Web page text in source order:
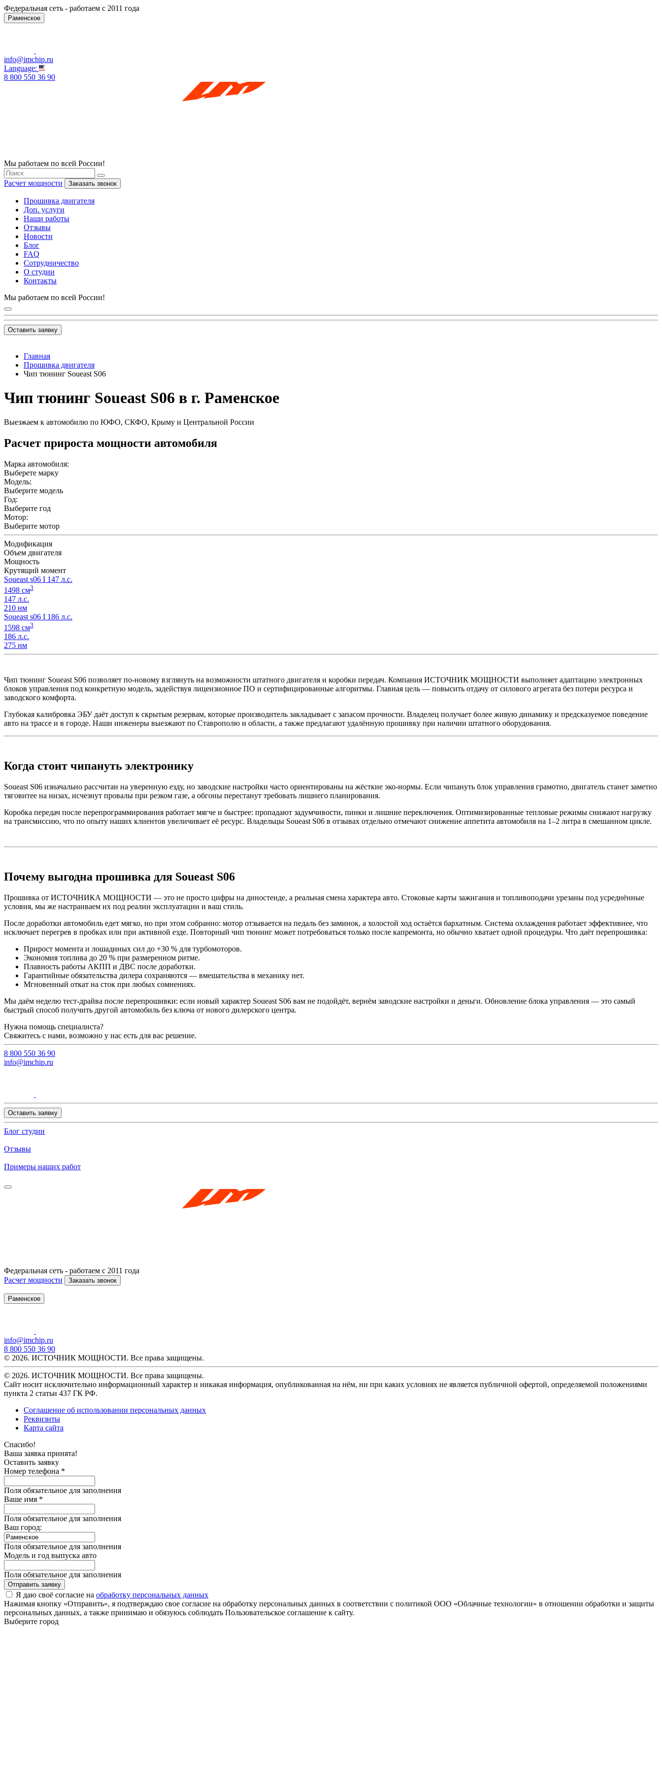
Федеральная сеть - работаем с 2011 года
Раменское
info@imchip.ru
Language:
8 800 550 36 90
Мы работаем по всей России!
Расчет мощности Заказать звонок
Прошивка двигателя
Доп. услуги
Наши работы
Отзывы
Новости
Блог
FAQ
Сотрудничество
О студии
Контакты
Мы работаем по всей России!
Оставить заявку
Главная
Прошивка двигателя
Чип тюнинг Soueast S06
Чип тюнинг Soueast S06 в г. Раменское
Выезжаем к автомобилю по ЮФО, СКФО, Крыму и Центральной России
Расчет прироста мощности автомобиля
Марка автомобиля:
Выберете марку
Модель:
Выберите модель
Год:
Выберите год
Мотор:
Выберите мотор
Модификация
Объем двигателя
Мощность
Крутящий момент
Soueast s06 I 147 л.с.
1498 см3
147 л.с.
210 нм
Soueast s06 I 186 л.с.
1598 см3
186 л.с.
275 нм
Чип тюнинг Soueast S06 позволяет по-новому взглянуть на возможности штатного двигателя и коробки передач. Компания ИСТОЧНИК МОЩНОСТИ выполняет адаптацию электронных
блоков управления под конкретную модель, задействуя лицензионное ПО и сертифицированные алгоритмы. Главная цель — повысить отдачу от силового агрегата без потери ресурса и
заводского комфорта.
Глубокая калибровка ЭБУ даёт доступ к скрытым резервам, которые производитель закладывает с запасом прочности. Владелец получает более живую динамику и предсказуемое поведение
авто на трассе и в городе. Наши инженеры выезжают по Ставрополю и области, а также предлагают удалённую прошивку при наличии штатного оборудования.
Когда стоит чипануть электронику
Soueast S06 изначально рассчитан на уверенную езду, но заводские настройки часто ориентированы на жёсткие эко-нормы. Если чипануть блок управления грамотно, двигатель станет заметно
тяговитее на низах, исчезнут провалы при резком газе, а обгоны перестанут требовать лишнего планирования.
Коробка передач после перепрограммирования работает мягче и быстрее: пропадают задумчивости, пинки и лишние переключения. Оптимизированные тепловые режимы снижают нагрузку
на трансмиссию, что по опыту наших клиентов увеличивает её ресурс. Владельцы Soueast S06 в отзывах отдельно отмечают снижение аппетита автомобиля на 1–2 литра в смешанном цикле.
Почему выгодна прошивка для Soueast S06
Прошивка от ИСТОЧНИКА МОЩНОСТИ — это не просто цифры на диностенде, а реальная смена характера авто. Стоковые карты зажигания и топливоподачи урезаны под усреднённые
условия, мы же настраиваем их под реалии эксплуатации и ваш стиль.
После доработки автомобиль едет мягко, но при этом собранно: мотор отзывается на педаль без заминок, а холостой ход остаётся бархатным. Система охлаждения работает эффективнее, что
исключает перегрев в пробках или при активной езде. Повторный чип тюнинг может потребоваться только после капремонта, но обычно хватает одной процедуры. Что даёт перепрошивка:
Прирост момента и лошадиных сил до +30 % для турбомоторов.
Экономия топлива до 20 % при размеренном ритме.
Плавность работы АКПП и ДВС после доработки.
Гарантийные обязательства дилера сохраняются — вмешательства в механику нет.
Мгновенный откат на сток при любых сомнениях.
Мы даём неделю тест-драйва после перепрошивки: если новый характер Soueast S06 вам не подойдёт, вернём заводские настройки и деньги. Обновление блока управления — это самый
быстрый способ получить другой автомобиль без ключа от нового дилерского центра.
Нужна помощь специалиста?
Свяжитесь с нами, возможно у нас есть для вас решение.
8 800 550 36 90
info@imchip.ru
Оставить заявку
Блог студии
Отзывы
Примеры наших работ
Федеральная сеть - работаем с 2011 года
Расчет мощности
Заказать звонок
Раменское
info@imchip.ru
8 800 550 36 90
© 2026. ИСТОЧНИК МОЩНОСТИ. Все права защищены.
© 2026. ИСТОЧНИК МОЩНОСТИ. Все права защищены.
Сайт носит исключительно информационный характер и никакая информация, опубликованная на нём, ни при каких условиях не является публичной офертой, определяемой положениями
пункта 2 статьи 437 ГК РФ.
Соглашение об использовании персональных данных
Реквизиты
Карта сайта
Спасибо!
Ваша заявка принята!
Оставить заявку
Номер телефона *
Поля обязательное для заполнения
Ваше имя *
Поля обязательное для заполнения
Ваш город:
Поля обязательное для заполнения
Модель и год выпуска авто
Поля обязательное для заполнения
Отправить заявку
Я даю своё согласие на обработку персональных данных
Нажимая кнопку «Отправить», я подтверждаю свое согласие на обработку персональных данных в соответствии с политикой ООО «Облачные технологии» в отношении обработки и защиты
персональных данных, а также принимаю и обязуюсь соблюдать Пользовательское соглашение к сайту.
Выберите город